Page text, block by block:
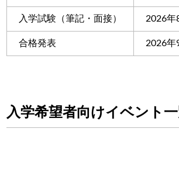
入学試験（筆記・面接） 2026年
合格発表 2026年
入学希望者向けイベント